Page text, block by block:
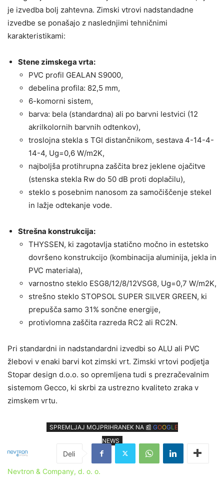
je izvedba bolj zahtevna. Zimski vtrovi nadstandadne
izvedbe se ponašajo z naslednjimi tehničnimi
karakteristikami:
Stene zimskega vrta:
PVC profil GEALAN S9000,
debelina profila: 82,5 mm,
6-komorni sistem,
barva: bela (standardna) ali po barvni lestvici (12
akrilkolornih barvnih odtenkov),
troslojna stekla s TGI distančnikom, sestava 4-14-4-
14-4, Ug=0,6 W/m2K,
najboljša protihrupna zaščita brez jeklene ojačitve
(stenska stekla Rw do 50 dB proti doplačilu),
steklo s posebnim nanosom za samočiščenje stekel
in lažje odtekanje vode.
Strešna konstrukcija:
THYSSEN, ki zagotavlja statično močno in estetsko
dovršeno konstrukcijo (kombinacija aluminija, jekla in
PVC materiala),
varnostno steklo ESG8/12/8/12VSG8, Ug=0,7 W/m2K,
strešno steklo STOPSOL SUPER SILVER GREEN, ki
prepušča samo 31% sončne energije,
protivlomna zaščita razreda RC2 ali RC2N.
Pri standardni in nadstandardni izvedbi so ALU ali PVC
žlebovi v enaki barvi kot zimski vrt. Zimski vrtovi podjetja
Stopar design d.o.o. so opremljena tudi s prezračevalnim
sistemom Gecco, ki skrbi za ustrezno kvaliteto zraka v
zimskem vrtu.
SPREMLJAJ MOJPRIHRANEK NA 📰 GOOGL E
NEWS
Nevtron & Company, d. o. o.